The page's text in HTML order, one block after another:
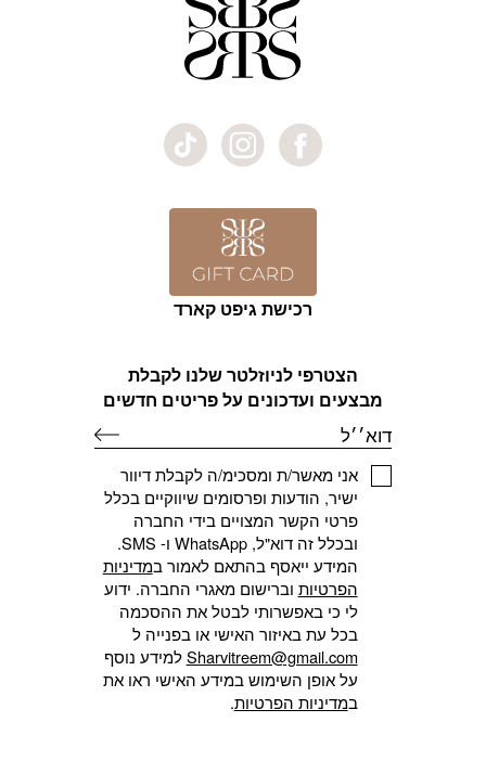
הצטרפי לניוזלטר שלנו לקבלת
מבצעים ועדכונים על פריטים חדשים
דוא׳׳ל
אני מאשר/ת ומסכימ/ה לקבלת דיוור
ישיר, הודעות ופרסומים שיווקיים בכלל
פרטי הקשר המצויים בידי החברה
ובכלל זה דוא"ל, WhatsApp ו- SMS.
המידע ייאסף בהתאם לאמור במדיניות
הפרטיות וברישום מאגרי החברה. ידוע
לי כי באפשרותי לבטל את ההסכמה
בכל עת באיזור האישי או בפנייה ל
Sharvitreem@gmail.comלמידע נוסף
על אופן השימוש במידע האישי ראו את
במדיניות הפרטיות.
רכישת גיפט קארד